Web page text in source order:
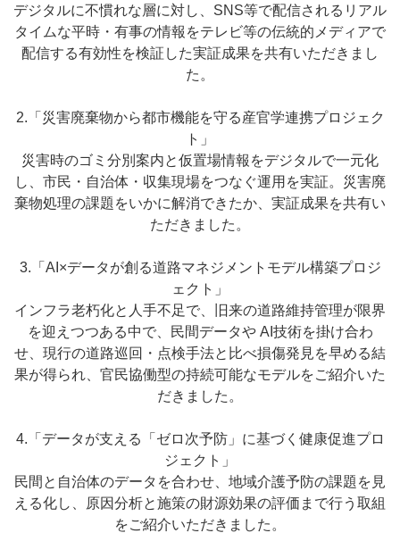
デジタルに不慣れな層に対し、SNS等で配信されるリアル
タイムな平時・有事の情報をテレビ等の伝統的メディアで
配信する有効性を検証した実証成果を共有いただきまし
た。
2.「災害廃棄物から都市機能を守る産官学連携プロジェク
ト」
災害時のゴミ分別案内と仮置場情報をデジタルで一元化
し、市民・自治体・収集現場をつなぐ運用を実証。災害廃
棄物処理の課題をいかに解消できたか、実証成果を共有い
ただきました。
3.「AI×データが創る道路マネジメントモデル構築プロジ
ェクト」
インフラ老朽化と人手不足で、旧来の道路維持管理が限界
を迎えつつある中で、民間データや AI技術を掛け合わ
せ、現行の道路巡回・点検手法と比べ損傷発見を早める結
果が得られ、官民協働型の持続可能なモデルをご紹介いた
だきました。
4.「データが支える「ゼロ次予防」に基づく健康促進プロ
ジェクト」
民間と自治体のデータを合わせ、地域介護予防の課題を見
える化し、原因分析と施策の財源効果の評価まで行う取組
をご紹介いただきました。